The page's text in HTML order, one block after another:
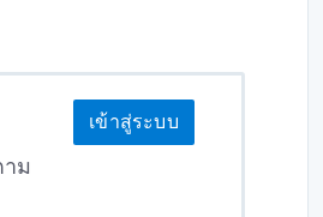
ม
เข้าสู่ระบบ